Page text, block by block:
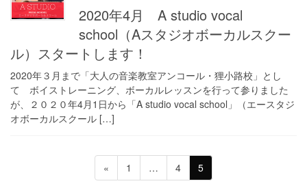
2020年4月 A studio vocal
school（Aスタジオボーカルスクー
ル）スタートします！
2020年３月まで「大人の音楽教室アンコール・狸小路校」とし
て ボイストレーニング、ボーカルレッスンを行って参りました
が、２０２０年4月1日から「A studio vocal school」（エースタジ
オボーカルスクール […]
«
固
定
1 …
固
定
4
固
定
5